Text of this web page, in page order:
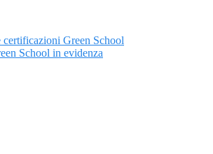
certificazioni Green School
School in evidenza